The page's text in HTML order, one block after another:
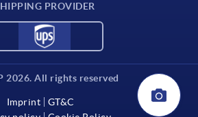
PROVIDER
2026. All rights reserved
Imprint
GT&C